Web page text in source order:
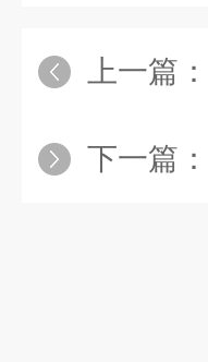
上一篇：
下一篇：